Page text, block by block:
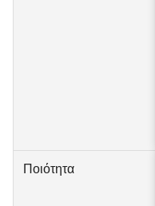
Ποιότητα